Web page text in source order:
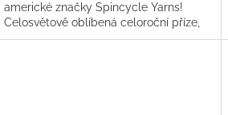
americké značky Spincycle Yarns!
Celosvětově oblíbená celoroční příze,
vhodná pro všechny typy...